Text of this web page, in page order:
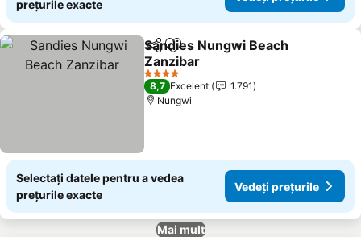
prețurile exacte
DistribuițiAdăugaţi la favorite
Sandies Nungwi Beach
Zanzibar
4 Stele
8,7 Excelent
1.791
Nungwi
Selectați datele pentru a vedea
prețurile exacte
Vedeți prețurile
Mai mult